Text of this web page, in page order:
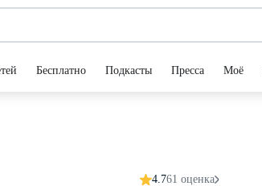
Бесплатно Подкасты Пресса Моё
4.761 оценка